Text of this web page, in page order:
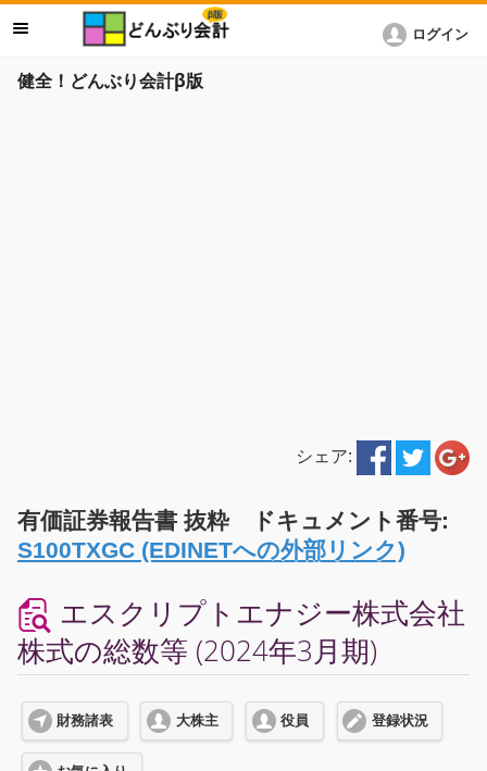
健全！どんぶり会計β版
ログイン
シェア:
有価証券報告書 抜粋 ドキュメント番号:
S100TXGC (EDINETへの外部リンク)
エスクリプトエナジー株式会社
株式の総数等 (2024年3月期)
財務諸表 大株主 役員 登録状況